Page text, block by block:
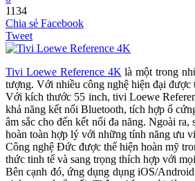
1134
Chia sẻ Facebook
Tweet
Tivi Loewe Reference 4K là một trong
tượng. Với nhiều công nghệ hiện đại
Với kích thước 55 inch, tivi Loewe
khả năng kết nối Bluetooth, tích hợp ổ
âm sắc cho đến kết nối đa năng. Ngoài
hoàn toàn hợp lý với những tính năng ưu
Công nghệ Đức được thể hiện hoàn mỹ
thức tinh tế và sang trọng thích hợp với
Bên cạnh đó, ứng dụng dụng iOS/